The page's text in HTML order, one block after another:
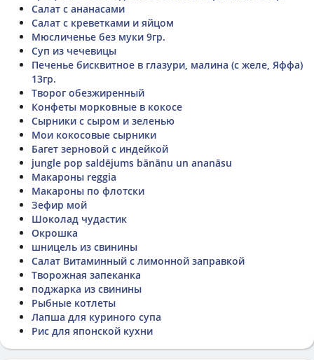
Салат с ананасами
Салат с креветками и яйцом
Мюсличенье без муки 9гр.
Суп из чечевицы
Печенье бисквитное в глазури, малина (с желе, Яффа)
13гр.
Творог обезжиренный
Конфеты морковные в кокосе
Сырники с сыром и зеленью
Мои кокосовые сырники
Багет зерновой с индейкой
jungle pop saldējums bānānu un ananāsu
Макароны reggia
Макароны по флотски
Зефир мой
Шоколад чудастик
Окрошка
шницель из свинины
Салат Витаминный с лимонной заправкой
Творожная запеканка
поджарка из свинины
Рыбные котлеты
Лапша для куриного супа
Рис для японской кухни